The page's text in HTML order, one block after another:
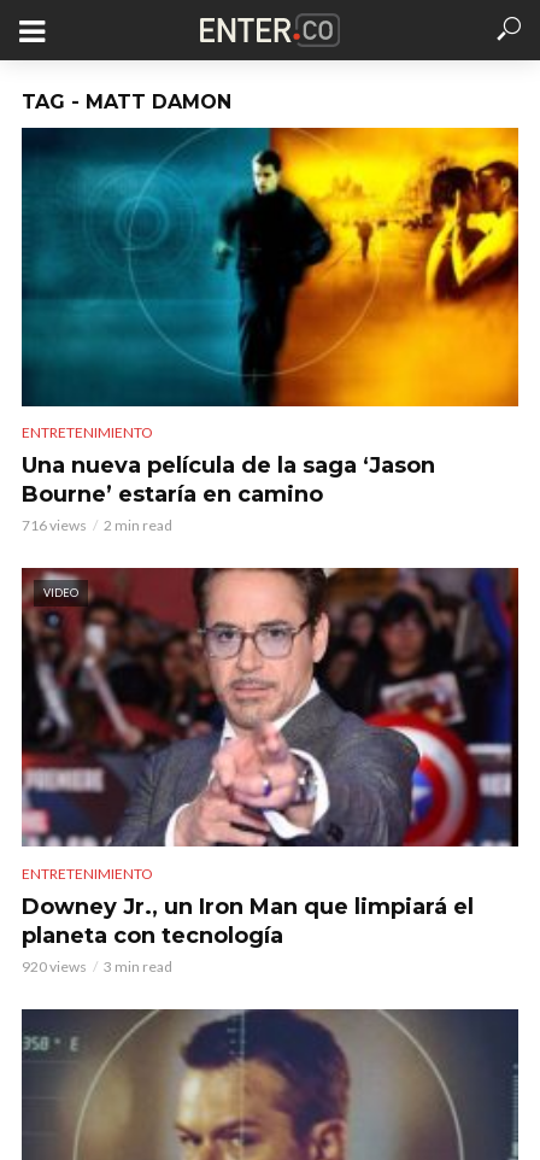
TAG - MATT DAMON
ENTRETENIMIENTO
Una nueva película de la saga ‘Jason
Bourne’ estaría en camino
716 views 2 min read
VIDEO
ENTRETENIMIENTO
Downey Jr., un Iron Man que limpiará el
planeta con tecnología
920 views 3 min read